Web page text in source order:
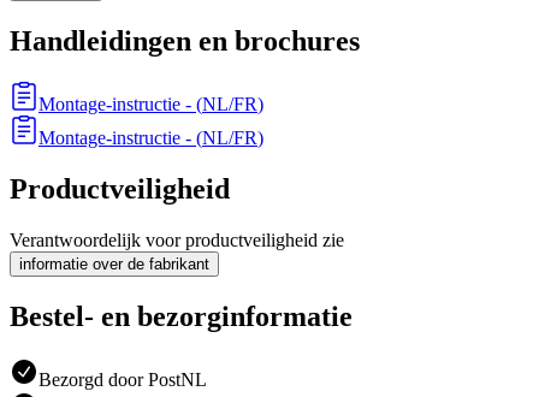
Handleidingen en brochures
Montage-instructie - (NL/FR)
Montage-instructie - (NL/FR)
Productveiligheid
Verantwoordelijk voor productveiligheid zie
informatie over de fabrikant
Bestel- en bezorginformatie
Bezorgd door PostNL